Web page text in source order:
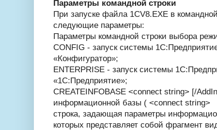
Параметры командной строки
При запуске файла 1CV8.EXE в
следующие параметры:
Параметры командной строки выбора
CONFIG - запуск системы
«Конфигуратор»;
ENTERPRISE - запуск системы
«1С:Предприятие»;
CREATEINFOBASE <connect string> [/
информационной базы ( <connect string>
строка, задающая параметры
которых представляет собой фрагмент